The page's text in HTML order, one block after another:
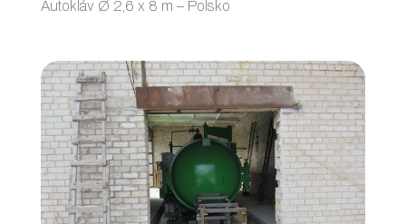
Autokláv Ø 2,6 x 8 m – Polsko